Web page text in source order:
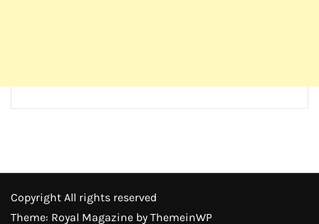
Copyright All rights reserved
Theme: Royal Magazine by ThemeinWP